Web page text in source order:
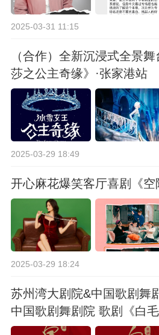
2025-03-31 11:15
（合作）全新沉浸式全景
莎之公主奇缘》·张家港站
2025-03-29 18:49
开心麻花爆笑客厅喜剧《空
2025-03-29 18:24
苏州湾大剧院&中国歌剧舞
中国歌剧舞剧院 歌剧《白毛